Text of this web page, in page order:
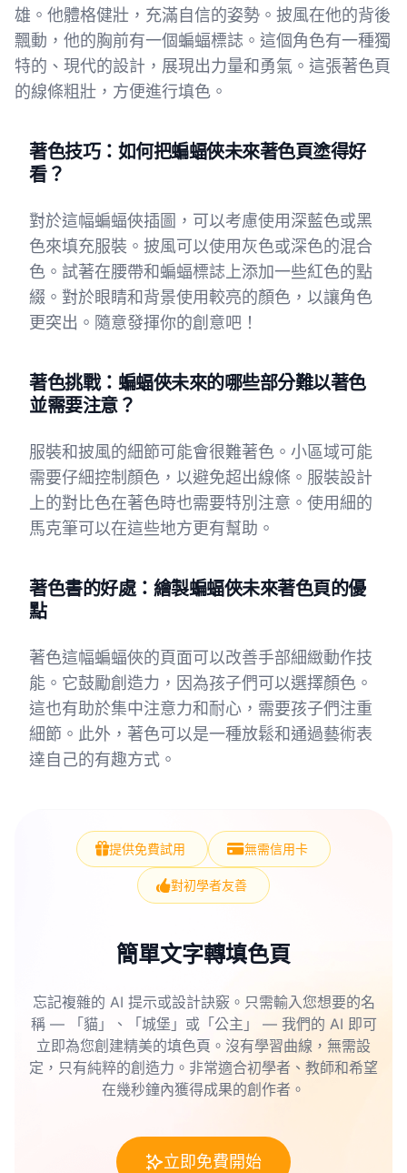
雄。他體格健壯，充滿自信的姿勢。披風在他的背後
飄動，他的胸前有一個蝙蝠標誌。這個角色有一種獨
特的、現代的設計，展現出力量和勇氣。這張著色頁
的線條粗壯，方便進行填色。
著色技巧：如何把蝙蝠俠未來著色頁塗得好
看？
對於這幅蝙蝠俠插圖，可以考慮使用深藍色或黑
色來填充服裝。披風可以使用灰色或深色的混合
色。試著在腰帶和蝙蝠標誌上添加一些紅色的點
綴。對於眼睛和背景使用較亮的顏色，以讓角色
更突出。隨意發揮你的創意吧！
著色挑戰：蝙蝠俠未來的哪些部分難以著色
並需要注意？
服裝和披風的細節可能會很難著色。小區域可能
需要仔細控制顏色，以避免超出線條。服裝設計
上的對比色在著色時也需要特別注意。使用細的
馬克筆可以在這些地方更有幫助。
著色書的好處：繪製蝙蝠俠未來著色頁的優
點
著色這幅蝙蝠俠的頁面可以改善手部細緻動作技
能。它鼓勵創造力，因為孩子們可以選擇顏色。
這也有助於集中注意力和耐心，需要孩子們注重
細節。此外，著色可以是一種放鬆和通過藝術表
達自己的有趣方式。
提供免費試用 無需信用卡
對初學者友善
簡單文字轉填色頁
忘記複雜的 AI 提示或設計訣竅。只需輸入您想要的名
稱 — 「貓」、「城堡」或「公主」 — 我們的 AI 即可
立即為您創建精美的填色頁。沒有學習曲線，無需設
定，只有純粹的創造力。非常適合初學者、教師和希望
在幾秒鐘內獲得成果的創作者。
立即免費開始